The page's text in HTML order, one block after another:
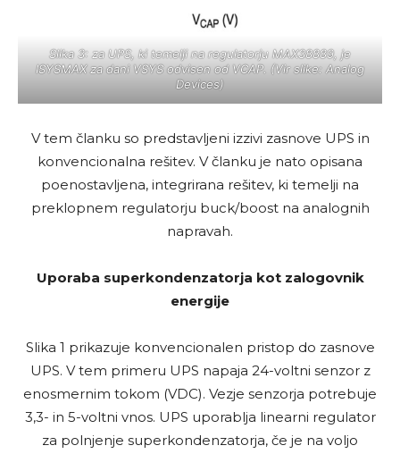
Slika 3: za UPS, ki temelji na regulatorju MAX38889, je
ISYSMAX za dani VSYS odvisen od VCAP. (Vir slike: Analog
Devices)
V tem članku so predstavljeni izzivi zasnove UPS in
konvencionalna rešitev. V članku je nato opisana
poenostavljena, integrirana rešitev, ki temelji na
preklopnem regulatorju buck/boost na analognih
napravah.
Uporaba superkondenzatorja kot zalogovnik
energije
Slika 1 prikazuje konvencionalen pristop do zasnove
UPS. V tem primeru UPS napaja 24-voltni senzor z
enosmernim tokom (VDC). Vezje senzorja potrebuje
3,3- in 5-voltni vnos. UPS uporablja linearni regulator
za polnjenje superkondenzatorja, če je na voljo